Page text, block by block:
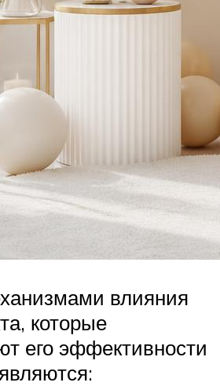
влияния
которые
его эффективности